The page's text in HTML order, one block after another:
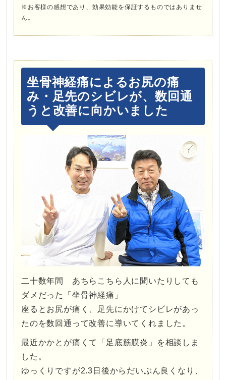
※お客様の感想であり、効果効能を保証するものではありませ
ん。
坐骨神経痛によるお尻の痛
み・足先のシビレが、数回通
うと改善に向かいました
二十数年間 あちらこちら人に聞いたりしても
ダメだった「坐骨神経痛」
座るとお尻が痛く、足先にかけてシビレがあっ
たのを数回通って改善に導いてくれました。
最近かかとが痛くて「足底筋膜炎」を相談しま
した。
ゆっくりですが2.3日後からだいぶん良くなり、